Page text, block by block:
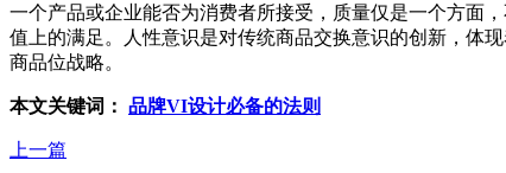
一个产品或企业能否为消费者所接受，质量仅是一个方面
值上的满足。人性意识是对传统商品交换意识的创新，体
商品位战略。
本文关键词： 品牌VI设计必备的法则
上一篇